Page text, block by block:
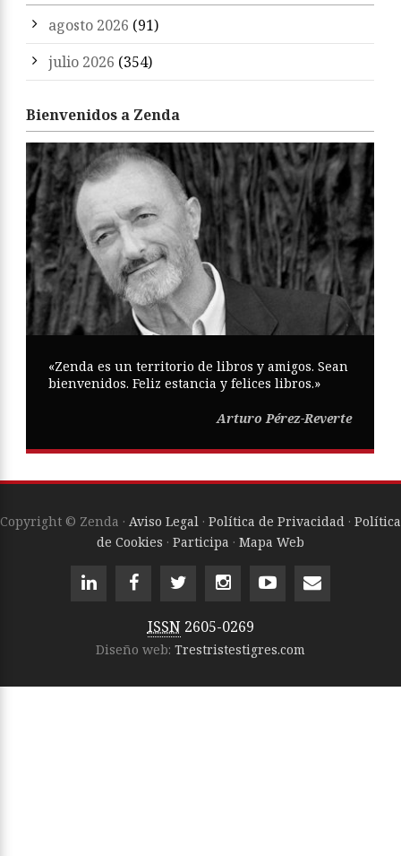
agosto 2026 (91)
julio 2026 (354)
Bienvenidos a Zenda
«Zenda es un territorio de libros y amigos. Sean
bienvenidos. Feliz estancia y felices libros.»
Arturo Pérez-Reverte
Copyright © Zenda · Aviso Legal · Política de Privacidad · Política
de Cookies · Participa · Mapa Web
ISSN 2605-0269
Diseño web: Trestristestigres.com